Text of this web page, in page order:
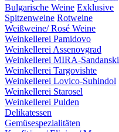
Bulgarische Weine Exklusive
Spitzenweine Rotweine
Weißweine/ Rosé Weine
Weinkellerei Pamidovo
Weinkellerei Assenovgrad
Weinkellerei MIRA-Sandanski
Weinkellerei Targovishte
Weinkellerei Lovico-Suhindol
Weinkellerei Starosel
Weinkellerei Pulden
Delikatessen
Gemüsespezialitäten